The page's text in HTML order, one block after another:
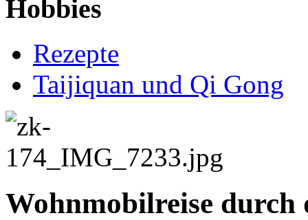
Hobbies
Rezepte
Taijiquan und Qi Gong
Wohnmobilreise durch